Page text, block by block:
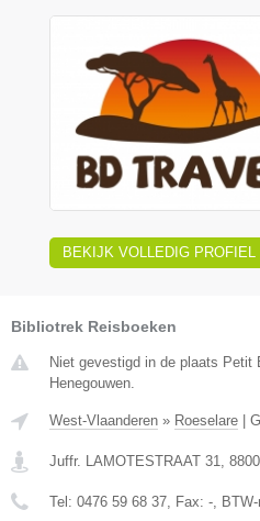
BEKIJK VOLLEDIG PROFIEL
Bibliotrek Reisboeken
Niet gevestigd in de plaats Petit
Henegouwen.
West-Vlaanderen » Roeselare
Juffr. LAMOTESTRAAT 31, 8800
Tel: 0476 59 68 37, Fax: -, BTW-